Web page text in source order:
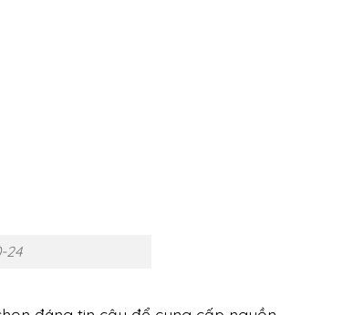
24